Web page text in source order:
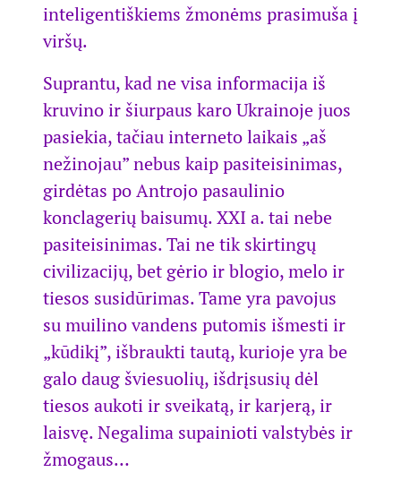
inteligentiškiems žmonėms prasimuša į
viršų.
Suprantu, kad ne visa informacija iš
kruvino ir šiurpaus karo Ukrainoje juos
pasiekia, tačiau interneto laikais „aš
nežinojau” nebus kaip pasiteisinimas,
girdėtas po Antrojo pasaulinio
konclagerių baisumų. XXI a. tai nebe
pasiteisinimas. Tai ne tik skirtingų
civilizacijų, bet gėrio ir blogio, melo ir
tiesos susidūrimas. Tame yra pavojus
su muilino vandens putomis išmesti ir
„kūdikį”, išbraukti tautą, kurioje yra be
galo daug šviesuolių, išdrįsusių dėl
tiesos aukoti ir sveikatą, ir karjerą, ir
laisvę. Negalima supainioti valstybės ir
žmogaus…